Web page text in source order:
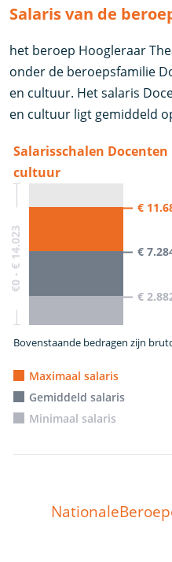
Salaris van de
het beroep Hoogleraar
onder de beroepsfamilie
en cultuur. Het salaris
en cultuur ligt gemiddeld
Salarisschalen
cultuur
€0 - € 14.023
€
€
€
Bovenstaande bedragen zijn
Maximaal salaris
Gemiddeld salaris
Minimaal salaris